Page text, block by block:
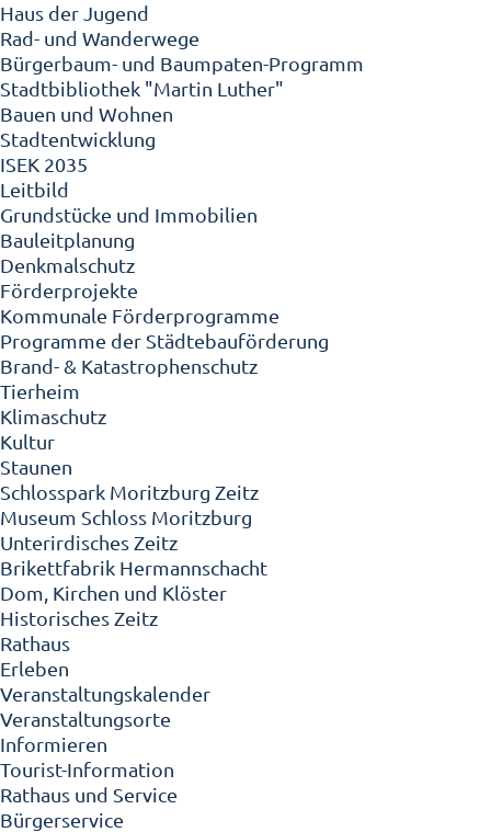
Haus der Jugend
Rad- und Wanderwege
Bürgerbaum- und Baumpaten-Programm
Stadtbibliothek "Martin Luther"
Bauen und Wohnen
Stadtentwicklung
ISEK 2035
Leitbild
Grundstücke und Immobilien
Bauleitplanung
Denkmalschutz
Förderprojekte
Kommunale Förderprogramme
Programme der Städtebauförderung
Brand- & Katastrophenschutz
Tierheim
Klimaschutz
Kultur
Staunen
Schlosspark Moritzburg Zeitz
Museum Schloss Moritzburg
Unterirdisches Zeitz
Brikettfabrik Hermannschacht
Dom, Kirchen und Klöster
Historisches Zeitz
Rathaus
Erleben
Veranstaltungskalender
Veranstaltungsorte
Informieren
Tourist-Information
Rathaus und Service
Bürgerservice